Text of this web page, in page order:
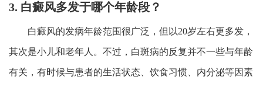
3. 白癜风多发于哪个年龄段？
白癜风的发病年龄范围很广泛，但以20岁左右更多发，
其次是小儿和老年人。不过，白斑病的反复并不一些与年龄
有关，有时候与患者的生活状态、饮食习惯、内分泌等因素